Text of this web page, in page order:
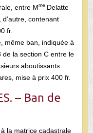
entre Mme Delatte
contenant
fr.
même ban, indiquée à
de la section C entre le
aboutissants
mise à prix 400 fr.
– Ban de
la matrice cadastrale